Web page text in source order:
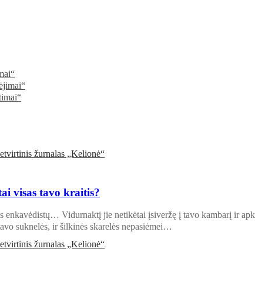
visas tavo kraitis?
enkavėdistų… Vidurnaktį jie netikėtai įsiveržę į tavo kambarį ir
suknelės, ir šilkinės skarelės nepasiėmei…